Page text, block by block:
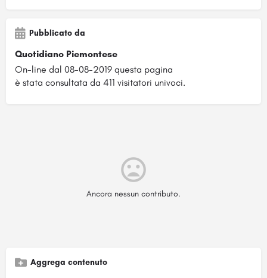
Pubblicato da
Quotidiano Piemontese
On-line dal 08-08-2019 questa pagina
è stata consultata da 411 visitatori univoci.
Ancora nessun contributo.
Aggrega contenuto